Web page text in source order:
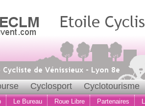
Cyclosport Cyclotourisme
Le Bureau Roue Libre Partenaires